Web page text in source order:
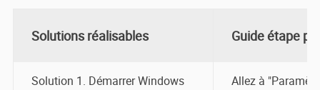
Solutions réalisables Guide étape
Solution 1. Démarrer Windows
Allez à